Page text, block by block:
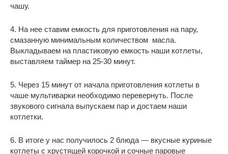
чашу.
4. На нее ставим емкость для приготовления на пару,
смазанную минимальным количеством масла.
Выкладываем на пластиковую емкость наши котлеты,
выставляем таймер на 25-30 минут.
5. Через 15 минут от начала приготовления котлеты в
чаше мультиварки необходимо перевернуть. После
звукового сигнала выпускаем пар и достаем наши
котлетки.
6. В итоге у нас получилось 2 блюда — вкусные куриные
котлеты с хрустящей корочкой и сочные паровые